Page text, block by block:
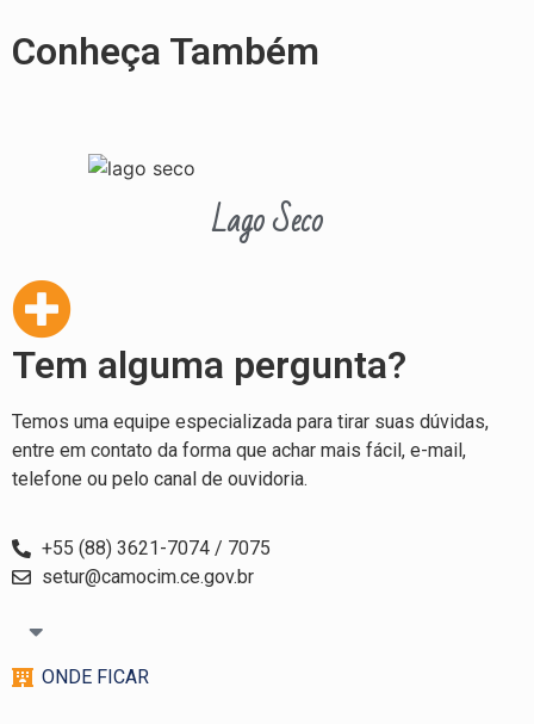
Conheça Também
Lago Seco
Tem alguma pergunta?
Temos uma equipe especializada para tirar suas dúvidas,
entre em contato da forma que achar mais fácil, e-mail,
telefone ou pelo canal de ouvidoria.
+55 (88) 3621-7074 / 7075
setur@camocim.ce.gov.br
ONDE FICAR